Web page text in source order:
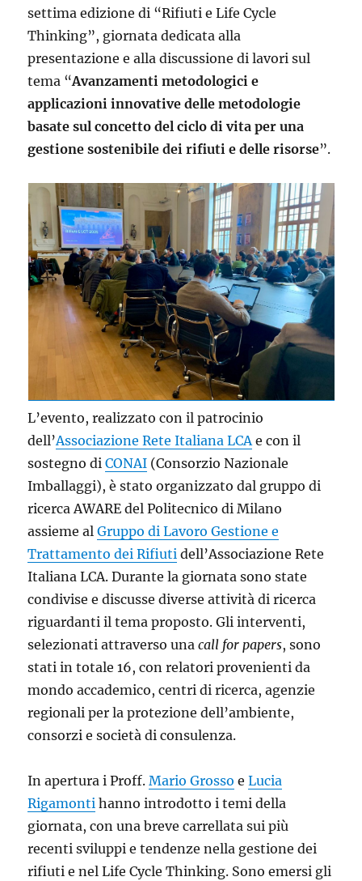
settima edizione di “Rifiuti e Life Cycle
Thinking”, giornata dedicata alla
presentazione e alla discussione di lavori sul
tema “Avanzamenti metodologici e
applicazioni innovative delle metodologie
basate sul concetto del ciclo di vita per una
gestione sostenibile dei rifiuti e delle risorse”.
L’evento, realizzato con il patrocinio
dell’Associazione Rete Italiana LCAe con il
sostegno diCONAI (Consorzio Nazionale
Imballaggi), è stato organizzato dal gruppo di
ricerca AWARE del Politecnico di Milano
assieme alGruppo di Lavoro Gestione e
Trattamento dei Rifiuti dell’Associazione Rete
Italiana LCA. Durante la giornata sono state
condivise e discusse diverse attività di ricerca
riguardanti il tema proposto. Gli interventi,
selezionati attraverso unacall for papers, sono
stati in totale 16, con relatori provenienti da
mondo accademico, centri di ricerca, agenzie
regionali per la protezione dell’ambiente,
consorzi e società di consulenza.
In apertura i Proff.Mario Grosso eLucia
Rigamonti hanno introdotto i temi della
giornata, con una breve carrellata sui più
recenti sviluppi e tendenze nella gestione dei
rifiuti e nel Life Cycle Thinking. Sono emersi gli